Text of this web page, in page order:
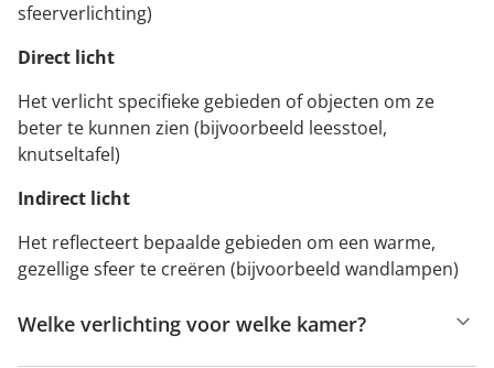
sfeerverlichting)
Direct licht
Het verlicht specifieke gebieden of objecten om ze
beter te kunnen zien (bijvoorbeeld leesstoel,
knutseltafel)
Indirect licht
Het reflecteert bepaalde gebieden om een warme,
gezellige sfeer te creëren (bijvoorbeeld wandlampen)
Welke verlichting voor welke kamer?